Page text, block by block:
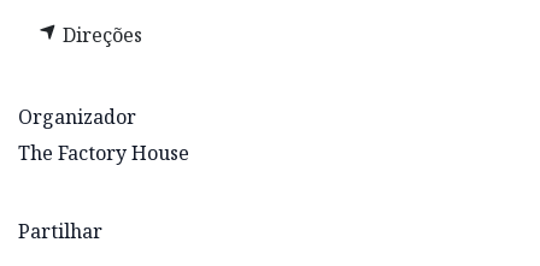
Direções
Organizador
The Factory House
Partilhar